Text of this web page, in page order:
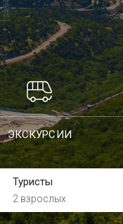
ЭКСКУРСИИ
Туристы
2 взрослых